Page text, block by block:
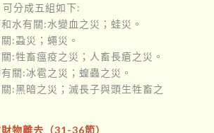
分成五組如下:
和水有關:水變血之災；蛙災。
:蝨災；蠅災。
關:牲畜瘟疫之災；人畜長瘡之災。
有關:冰雹之災；蝗蟲之災。
關:黑暗之災；滅長子與頭生牲畜之
物離去（31-36節）